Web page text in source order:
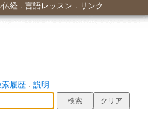
仏経． 言語レッスン ． リンク
索履歴． 説明